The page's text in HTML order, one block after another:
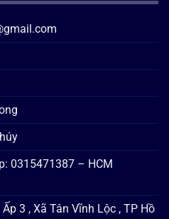
0315471387 – HCM
3 , Xã Tân Vĩnh Lộc , TP Hồ